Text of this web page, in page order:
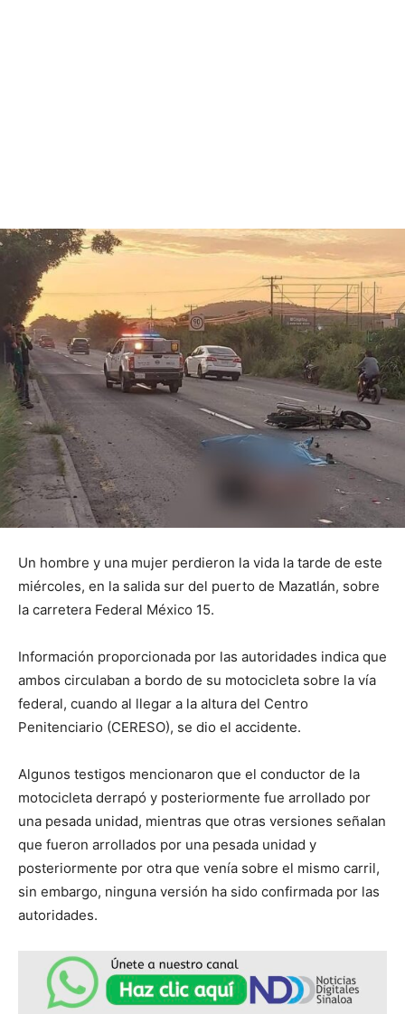
Un hombre y una mujer perdieron la vida la tarde de este
miércoles, en la salida sur del puerto de Mazatlán, sobre
la carretera Federal México 15.
Información proporcionada por las autoridades indica que
ambos circulaban a bordo de su motocicleta sobre la vía
federal, cuando al llegar a la altura del Centro
Penitenciario (CERESO), se dio el accidente.
Algunos testigos mencionaron que el conductor de la
motocicleta derrapó y posteriormente fue arrollado por
una pesada unidad, mientras que otras versiones señalan
que fueron arrollados por una pesada unidad y
posteriormente por otra que venía sobre el mismo carril,
sin embargo, ninguna versión ha sido confirmada por las
autoridades.